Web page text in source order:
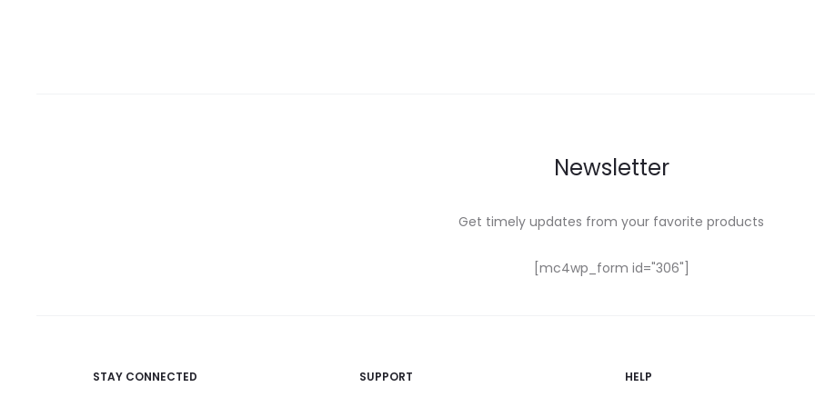
Newsletter
Get timely updates from your favorite products
[mc4wp_form id="306"]
STAY CONNECTED SUPPORT HELP